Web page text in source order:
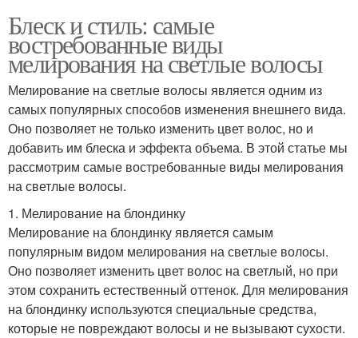
Блеск и стиль: самые
востребованные виды
мелирования на светлые волосы
Мелирование на светлые волосы является одним из
самых популярных способов изменения внешнего вида.
Оно позволяет не только изменить цвет волос, но и
добавить им блеска и эффекта объема. В этой статье мы
рассмотрим самые востребованные виды мелирования
на светлые волосы.
1. Мелирование на блондинку
Мелирование на блондинку является самым
популярным видом мелирования на светлые волосы.
Оно позволяет изменить цвет волос на светлый, но при
этом сохранить естественный оттенок. Для мелирования
на блондинку используются специальные средства,
которые не повреждают волосы и не вызывают сухости.